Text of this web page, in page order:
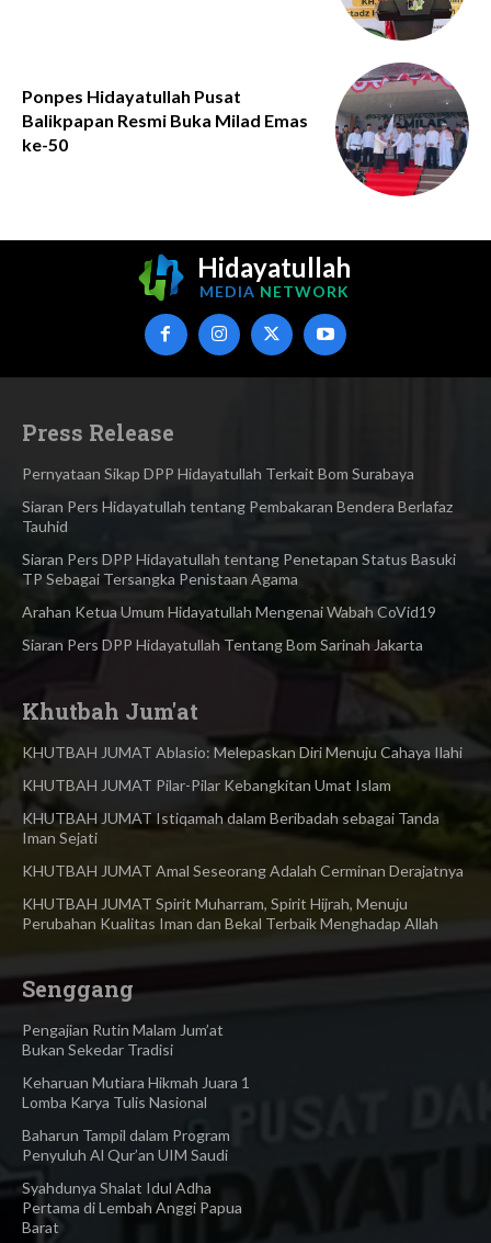
Ponpes Hidayatullah Pusat
Balikpapan Resmi Buka Milad Emas
ke-50
Hidayatullah
MEDIA NETWORK
Press Release
Pernyataan Sikap DPP Hidayatullah Terkait Bom Surabaya
Siaran Pers Hidayatullah tentang Pembakaran Bendera Berlafaz
Tauhid
Siaran Pers DPP Hidayatullah tentang Penetapan Status Basuki
TP Sebagai Tersangka Penistaan Agama​
Arahan Ketua Umum Hidayatullah Mengenai Wabah CoVid19
Siaran Pers DPP Hidayatullah Tentang Bom Sarinah Jakarta
Khutbah Jum'at
KHUTBAH JUMAT Ablasio: Melepaskan Diri Menuju Cahaya Ilahi
KHUTBAH JUMAT Pilar-Pilar Kebangkitan Umat Islam
KHUTBAH JUMAT Istiqamah dalam Beribadah sebagai Tanda
Iman Sejati
KHUTBAH JUMAT Amal Seseorang Adalah Cerminan Derajatnya
KHUTBAH JUMAT Spirit Muharram, Spirit Hijrah, Menuju
Perubahan Kualitas Iman dan Bekal Terbaik Menghadap Allah
Senggang
Pengajian Rutin Malam Jum’at
Bukan Sekedar Tradisi
Keharuan Mutiara Hikmah Juara 1
Lomba Karya Tulis Nasional
Baharun Tampil dalam Program
Penyuluh Al Qur’an UIM Saudi
Syahdunya Shalat Idul Adha
Pertama di Lembah Anggi Papua
Barat